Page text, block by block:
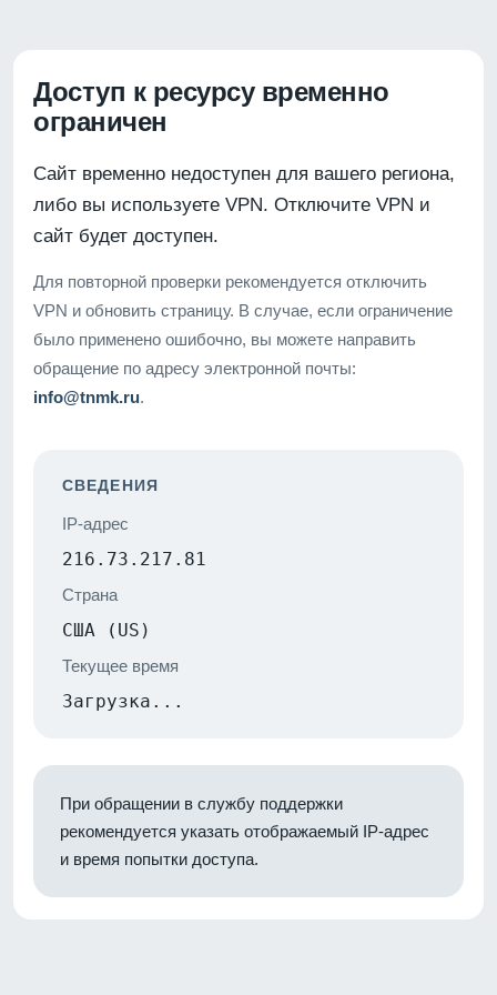
Доступ к ресурсу временно
ограничен
Сайт временно недоступен для вашего региона,
либо вы используете VPN. Отключите VPN и
сайт будет доступен.
Для повторной проверки рекомендуется отключить
VPN и обновить страницу. В случае, если ограничение
было применено ошибочно, вы можете направить
обращение по адресу электронной почты:
info@tnmk.ru.
СВЕДЕНИЯ
IP-адрес
216.73.217.81
Страна
США (US)
Текущее время
Загрузка...
При обращении в службу поддержки
рекомендуется указать отображаемый IP-адрес
и время попытки доступа.